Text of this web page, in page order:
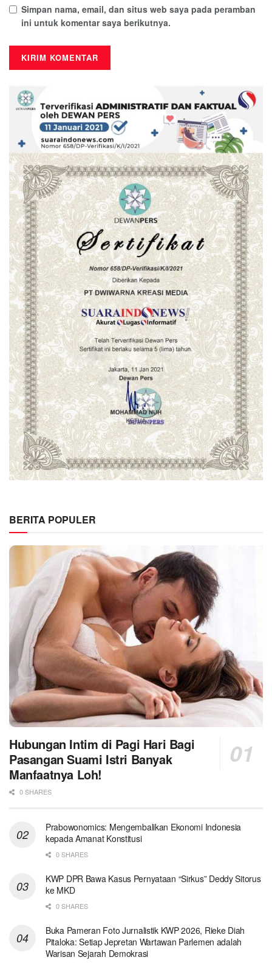
Simpan nama, email, dan situs web saya pada peramban
ini untuk komentar saya berikutnya.
BERITA POPULER
Hubungan Intim di Pagi Hari Bagi
Pasangan Suami Istri Banyak
Manfaatnya Loh!
0 SHARES
Prabowonomics: Mengembalikan Ekonomi Indonesia
kepada Amanat Konstitusi
0 SHARES
KWP DPR Bawa Kasus Pernyataan “Sirkus” Deddy Sitorus
ke MKD
0 SHARES
Buka Pameran Foto Jurnalistik KWP 2026, Rieke Diah
Pitaloka: Setiap Jepretan Wartawan Parlemen adalah
Warisan Sejarah Demokrasi